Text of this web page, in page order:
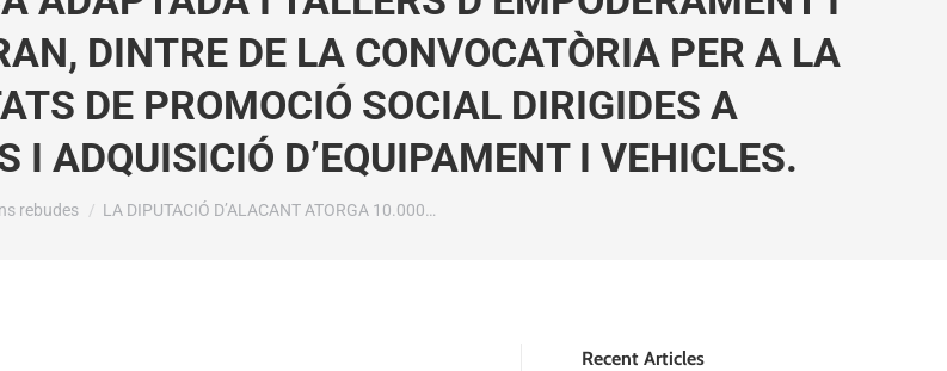
DINTRE DE LA CONVOCATÒRIA PER A LA
DE PROMOCIÓ SOCIAL DIRIGIDES A
I ADQUISICIÓ D’EQUIPAMENT I VEHICLES.
rebudes LA DIPUTACIÓ D’ALACANT ATORGA 10.000…
Recent Articles